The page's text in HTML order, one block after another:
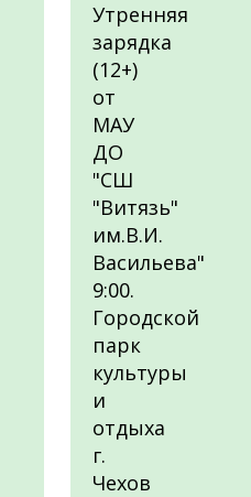
Утренняя
зарядка
(12+)
от
МАУ
ДО
"СШ
"Витязь"
им.В.И.
Васильева"
9:00.
Городской
парк
культуры
и
отдыха
г.
Чехов